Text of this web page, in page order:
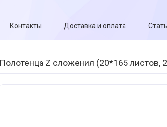
Контакты Доставка и оплата
Полотенца Z сложения (20*165 листов,